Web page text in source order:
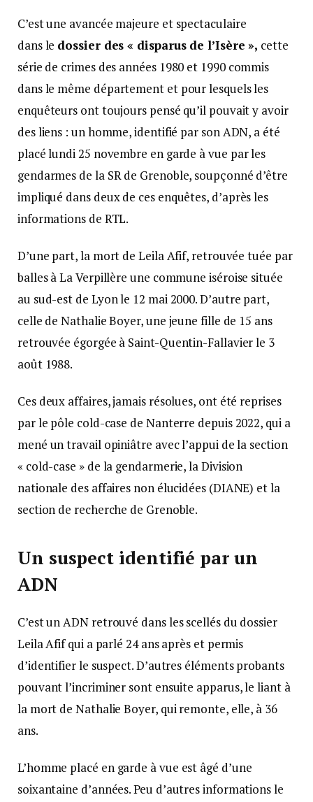
C’est une avancée majeure et spectaculaire
dans le dossier des « disparus de l’Isère », cette
série de crimes des années 1980 et 1990 commis
dans le même département et pour lesquels les
enquêteurs ont toujours pensé qu’il pouvait y avoir
des liens : un homme, identifié par son ADN, a été
placé lundi 25 novembre en garde à vue par les
gendarmes de la SR de Grenoble, soupçonné d’être
impliqué dans deux de ces enquêtes, d’après les
informations de RTL.
D’une part, la mort de Leila Afif, retrouvée tuée par
balles à La Verpillère une commune iséroise située
au sud-est de Lyon le 12 mai 2000. D’autre part,
celle de Nathalie Boyer, une jeune fille de 15 ans
retrouvée égorgée à Saint-Quentin-Fallavier le 3
août 1988.
Ces deux affaires, jamais résolues, ont été reprises
par le pôle cold-case de Nanterre depuis 2022, qui a
mené un travail opiniâtre avec l’appui de la section
« cold-case » de la gendarmerie, la Division
nationale des affaires non élucidées (DIANE) et la
section de recherche de Grenoble.
Un suspect identifié par un
ADN
C’est un ADN retrouvé dans les scellés du dossier
Leila Afif qui a parlé 24 ans après et permis
d’identifier le suspect. D’autres éléments probants
pouvant l’incriminer sont ensuite apparus, le liant à
la mort de Nathalie Boyer, qui remonte, elle, à 36
ans.
L’homme placé en garde à vue est âgé d’une
soixantaine d’années. Peu d’autres informations le